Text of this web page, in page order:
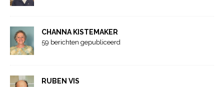
CHANNA KISTEMAKER
59 berichten gepubliceerd
RUBEN VIS